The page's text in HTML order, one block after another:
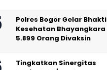
Polres Bogor Gelar Bhakti
Kesehatan Bhayangkara
5.899 Orang Divaksin
Tingkatkan Sinergitas